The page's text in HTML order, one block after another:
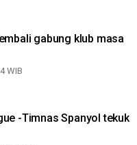
gabung klub masa
WIB
-Timnas Spanyol tekuk